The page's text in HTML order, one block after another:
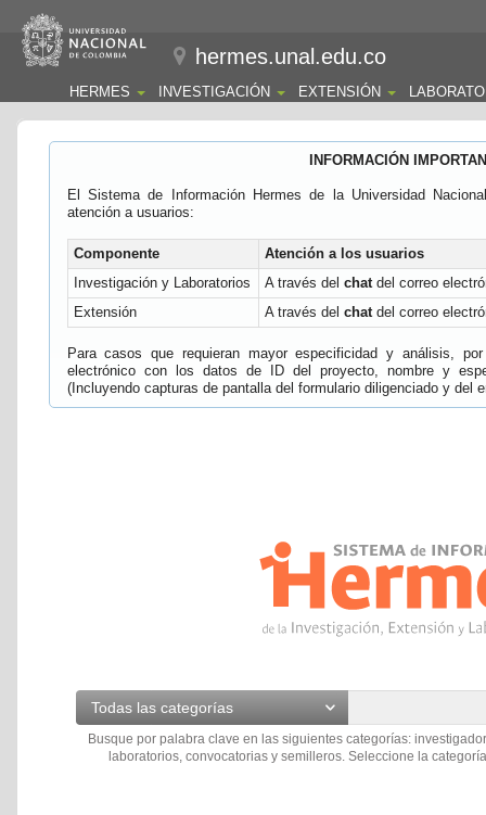
hermes.unal.edu.co
HERMES INVESTIGACIÓN EXTENSIÓN
INFORMACIÓN
El Sistema de Información Hermes de la Universidad
atención a usuarios:
Componente
Atención a los usuarios
Investigación y Laboratorios
A través del chatdel correo
Extensión
A través del chatdel correo
Para casos que requieran mayor especificidad y análisis,
electrónico con los datos de ID del proyecto, nombre y
(Incluyendo capturas de pantalla del formulario diligenciado y del
Todas las categorías
Busque por palabra clave en las siguientes categorías:
laboratorios, convocatorias y semilleros. Seleccione la